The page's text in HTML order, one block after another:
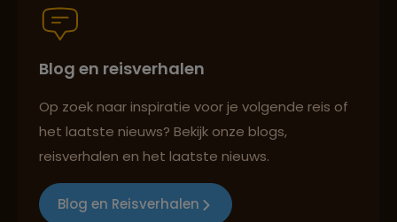
Best beoordeelde reisroutes
Reizen met oog voor mens, cultuur en milieu
Blog en reisverhalen
Op zoek naar inspiratie voor je volgende reis of
het laatste nieuws? Bekijk onze blogs,
reisverhalen en het laatste nieuws.
Blog en Reisverhalen